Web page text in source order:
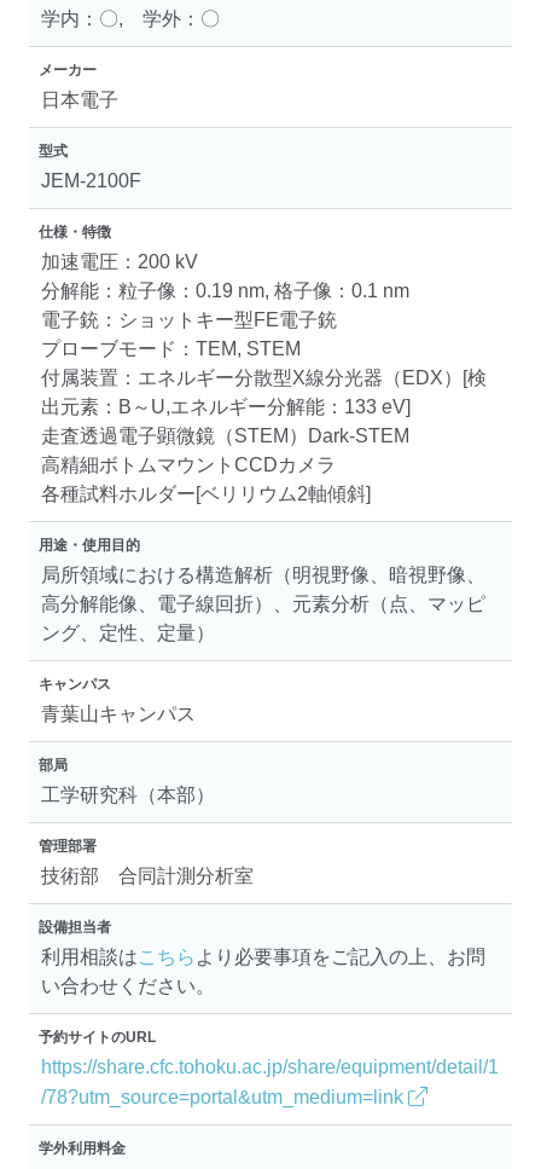
学内：〇, 学外：〇
メーカー
日本電子
型式
JEM-2100F
仕様・特徴
加速電圧：200 kV
分解能：粒子像：0.19 nm, 格子像：0.1 nm
電子銃：ショットキー型FE電子銃
プローブモード：TEM, STEM
付属装置：エネルギー分散型X線分光器（EDX）[検
出元素：B～U,エネルギー分解能：133 eV]
走査透過電子顕微鏡（STEM）Dark-STEM
高精細ボトムマウントCCDカメラ
各種試料ホルダー[ベリリウム2軸傾斜]
用途・使用目的
局所領域における構造解析（明視野像、暗視野像、
高分解能像、電子線回折）、元素分析（点、マッピ
ング、定性、定量）
キャンパス
青葉山キャンパス
部局
工学研究科（本部）
管理部署
技術部 合同計測分析室
設備担当者
利用相談はこちら より必要事項をご記入の上、お問
い合わせください。
予約サイトのURL
https://share.cfc.tohoku.ac.jp/share/equipment/detail/1
/78?utm_source=portal&utm_medium=link
学外利用料金